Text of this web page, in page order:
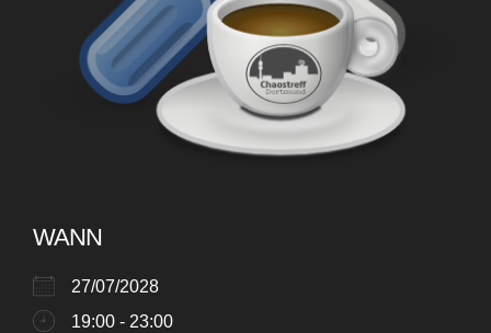
WANN
27/07/2028
19:00 - 23:00